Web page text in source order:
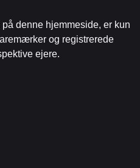
denne hjemmeside, er kun
og registrerede
ejere.